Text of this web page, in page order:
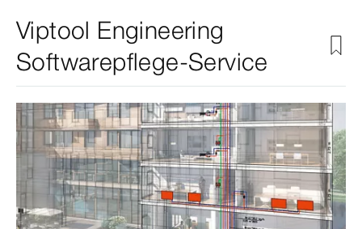
Viptool Engineering
Softwarepflege-Service